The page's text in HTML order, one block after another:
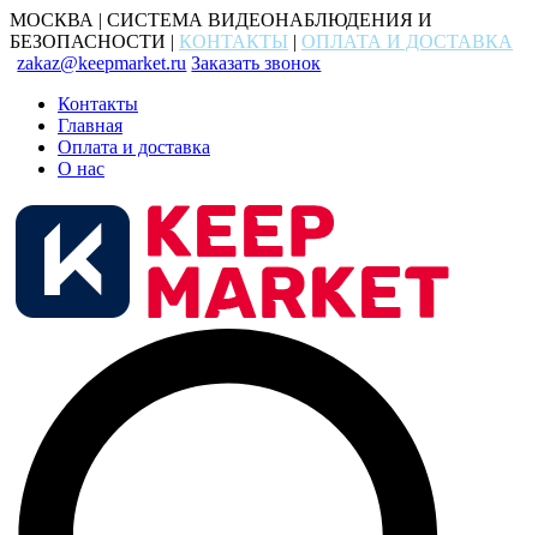
МОСКВА | СИСТЕМА ВИДЕОНАБЛЮДЕНИЯ И
БЕЗОПАСНОСТИ | КОНТАКТЫ | ОПЛАТА И ДОСТАВКА
zakaz@keepmarket.ru Заказать звонок
Контакты
Главная
Оплата и доставка
О нас